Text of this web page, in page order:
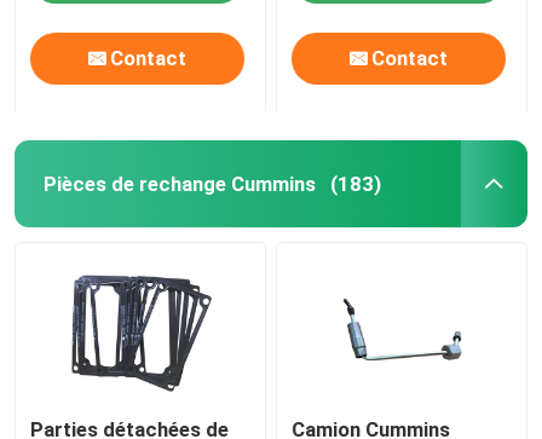
Contact Contact
Pièces de rechange Cummins (183)
Parties détachées de
Camion Cummins